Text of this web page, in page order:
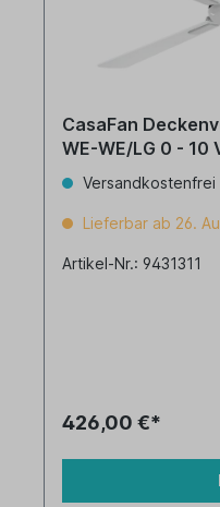
CasaFan
WE-WE/LG 0 - 10
Versandkostenfrei
Lieferbar ab 26.
Artikel-Nr.: 9431311
426,00 €*